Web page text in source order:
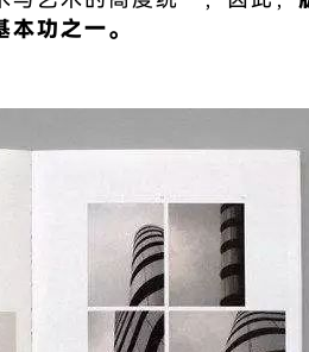
本功之一。